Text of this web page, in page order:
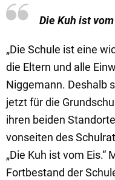
Die Kuh ist
„Die Schule ist eine
die Eltern und alle
Niggemann. Deshalb
jetzt für die
ihren beiden
vonseiten des
„Die Kuh ist vom Eis.“
Fortbestand der